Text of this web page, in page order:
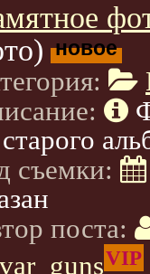
новое
съемки:
поста:
VIP